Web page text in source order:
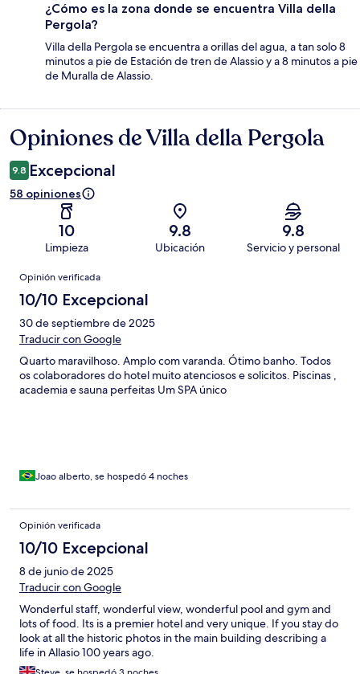
¿Cómo es la zona donde se encuentra Villa della
Pergola?
Villa della Pergola se encuentra a orillas del agua, a tan solo 8
minutos a pie de Estación de tren de Alassio y a 8 minutos a pie
de Muralla de Alassio.
Opiniones
Opiniones de Villa della Pergola
9.8 Excepcional
58 opiniones
10
Limpieza
9.8
Ubicación
9.8
Servicio y personal
Opiniones
Opinión verificada
10/10 Excepcional
30 de septiembre de 2025
Traducir con Google
Quarto maravilhoso. Amplo com varanda. Ótimo banho. Todos
os colaboradores do hotel muito atenciosos e solicitos. Piscinas ,
academia e sauna perfeitas Um SPA único
Joao alberto, se hospedó 4 noches
Opinión verificada
10/10 Excepcional
8 de junio de 2025
Traducir con Google
Wonderful staff, wonderful view, wonderful pool and gym and
lots of food. Its is a premier hotel and very unique. If you stay do
look at all the historic photos in the main building describing a
life in Allasio 100 years ago.